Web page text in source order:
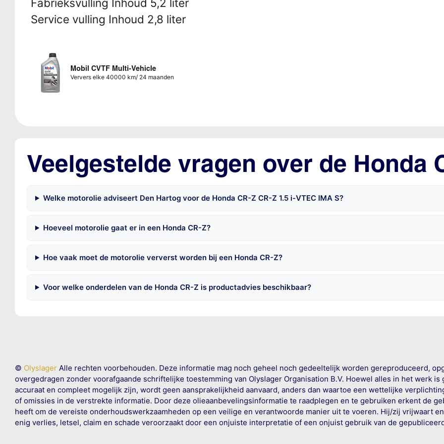
Fabrieksvulling Inhoud 5,2 liter
Service vulling Inhoud 2,8 liter
Mobil CVTF Multi-Vehicle
Ververs elke 40000 km/ 24 maanden
Veelgestelde vragen over de Honda
Welke motorolie adviseert Den Hartog voor de Honda CR-Z CR-Z 1.5 i-VTEC IMA S?
Hoeveel motorolie gaat er in een Honda CR-Z?
Hoe vaak moet de motorolie ververst worden bij een Honda CR-Z?
Voor welke onderdelen van de Honda CR-Z is productadvies beschikbaar?
© OlyslagerAlle rechten voorbehouden. Deze informatie mag noch geheel noch gedeeltelijk worden gereproduceerd,
overgedragen zonder voorafgaande schriftelijke toestemming van Olyslager Organisation B.V. Hoewel alles in het werk
accuraat en compleet mogelijk zijn, wordt geen aansprakelijkheid aanvaard, anders dan waartoe een wettelijke
of omissies in de verstrekte informatie. Door deze olieaanbevelingsinformatie te raadplegen en te gebruiken erkent de
heeft om de vereiste onderhoudswerkzaamheden op een veilige en verantwoorde manier uit te voeren. Hij/zij vrijwaart
enig verlies, letsel, claim en schade veroorzaakt door een onjuiste interpretatie of een onjuist gebruik van de